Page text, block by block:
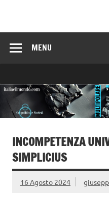
MENU
INCOMPETENZA
SIMPLICIUS
16 Agosto 2024